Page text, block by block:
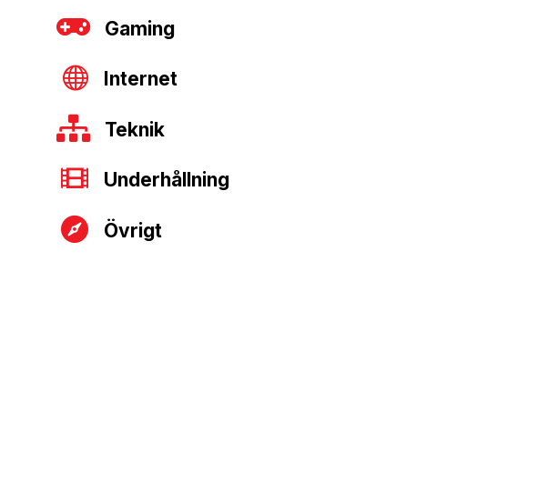
 Gaming
 Internet
 Teknik
 Underhållning
 Övrigt